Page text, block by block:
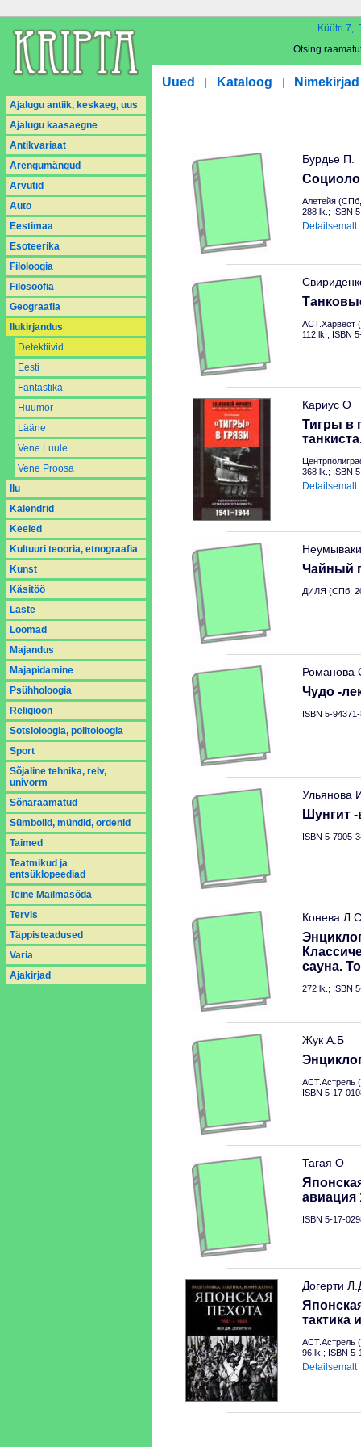
Küütri 7,
Otsing
Uued Kataloog Nimekirjad
Ajalugu antiik, keskaeg, uus
Ajalugu kaasaegne
Antikvariaat
Arengumängud
Arvutid
Auto
Eestimaa
Esoteerika
Filoloogia
Filosoofia
Geograafia
Ilukirjandus
Detektiivid
Eesti
Fantastika
Huumor
Lääne
Vene Luule
Vene Proosa
Ilu
Kalendrid
Keeled
Kultuuri teooria, etnograafia
Kunst
Käsitöö
Laste
Loomad
Majandus
Majapidamine
Psühholoogia
Religioon
Sotsioloogia, politoloogia
Sport
Sõjaline tehnika, relv,
univorm
Sõnaraamatud
Sümbolid, mündid, ordenid
Taimed
Teatmikud ja
entsüklopeediad
Teine Mailmasõda
Tervis
Täppisteadused
Varia
Аjakirjad
Бурдье П.
Алетейя
288 lk.; ISBN
Detailsemalt
АСТ.Харвест
112 lk.; ISBN
Кариус О
Тигры в
368 lk.; ISBN
Detailsemalt
Чайный
ДИЛЯ (СПб,
Романова
Чудо -
ISBN 5-
Ульянова
Шунгит
ISBN 5-7905-
Конева Л.С
сауна.
272 lk.; ISBN
Жук А.Б
АСТ.Астрель
ISBN 5-17-
Тагая О
авиация
ISBN 5-17-
Догерти
тактика
АСТ.Астрель
96 lk.; ISBN
Detailsemalt